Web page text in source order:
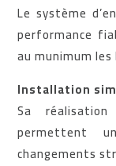
Le système
performance
au munimum
Installation
Sa
permettent
changements